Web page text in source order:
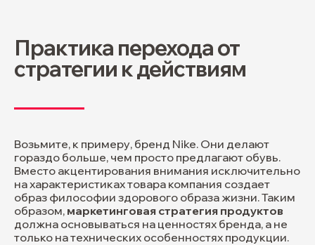
Практика перехода от
стратегии к действиям
Возьмите, к примеру, бренд Nike. Они делают
гораздо больше, чем просто предлагают обувь.
Вместо акцентирования внимания исключительно
на характеристиках товара компания создает
образ философии здорового образа жизни. Таким
образом, маркетинговая стратегия продуктов
должна основываться на ценностях бренда, а не
только на технических особенностях продукции.